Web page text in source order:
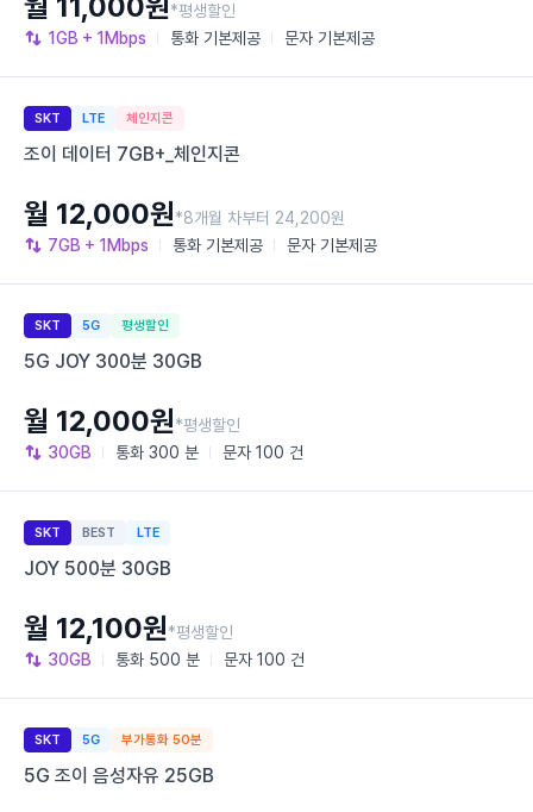
1GB + 1Mbps 통화 기본제공 문자 기본제공
*평생할인
SKT LTE 체인지콘
조이 데이터 7GB+_체인지콘
7GB + 1Mbps 통화 기본제공 문자 기본제공
월 12,000원*8개월 차부터 24,200원
SKT 5G 평생할인
5G JOY 300분 30GB
30GB 통화 300 분 문자 100 건
월 12,000원*평생할인
SKT BEST LTE
JOY 500분 30GB
30GB 통화 500 분 문자 100 건
월 12,100원*평생할인
SKT 5G 부가통화 50분
5G 조이 음성자유 25GB